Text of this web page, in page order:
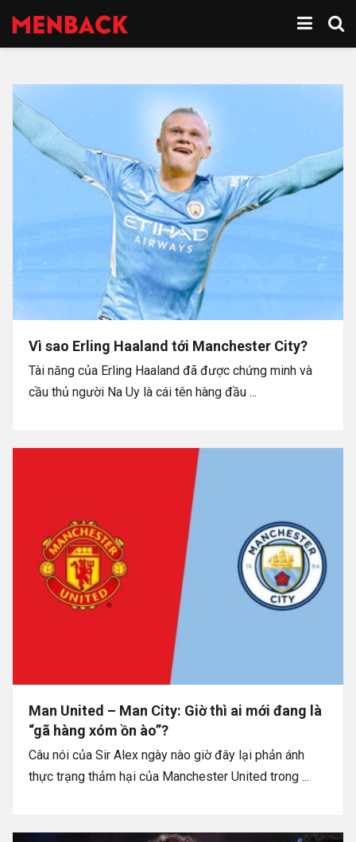
Vì sao Erling Haaland tới Manchester City?
Tài năng của Erling Haaland đã được chứng minh và
cầu thủ người Na Uy là cái tên hàng đầu ...
Man United – Man City: Giờ thì ai mới đang là
“gã hàng xóm ồn ào”?
Câu nói của Sir Alex ngày nào giờ đây lại phản ánh
thực trạng thảm hại của Manchester United trong ...